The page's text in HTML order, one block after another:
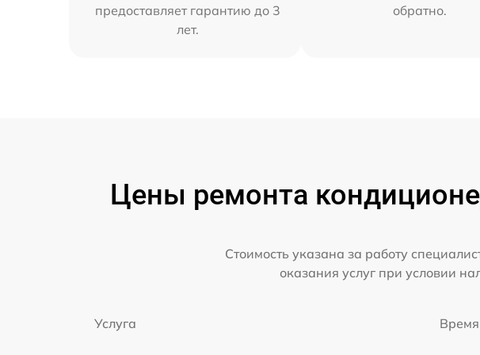
предоставляет гарантию до 3
лет.
обратно.
Цены ремонта
Стоимость указана за работу
оказания услуг при условии
Услуга